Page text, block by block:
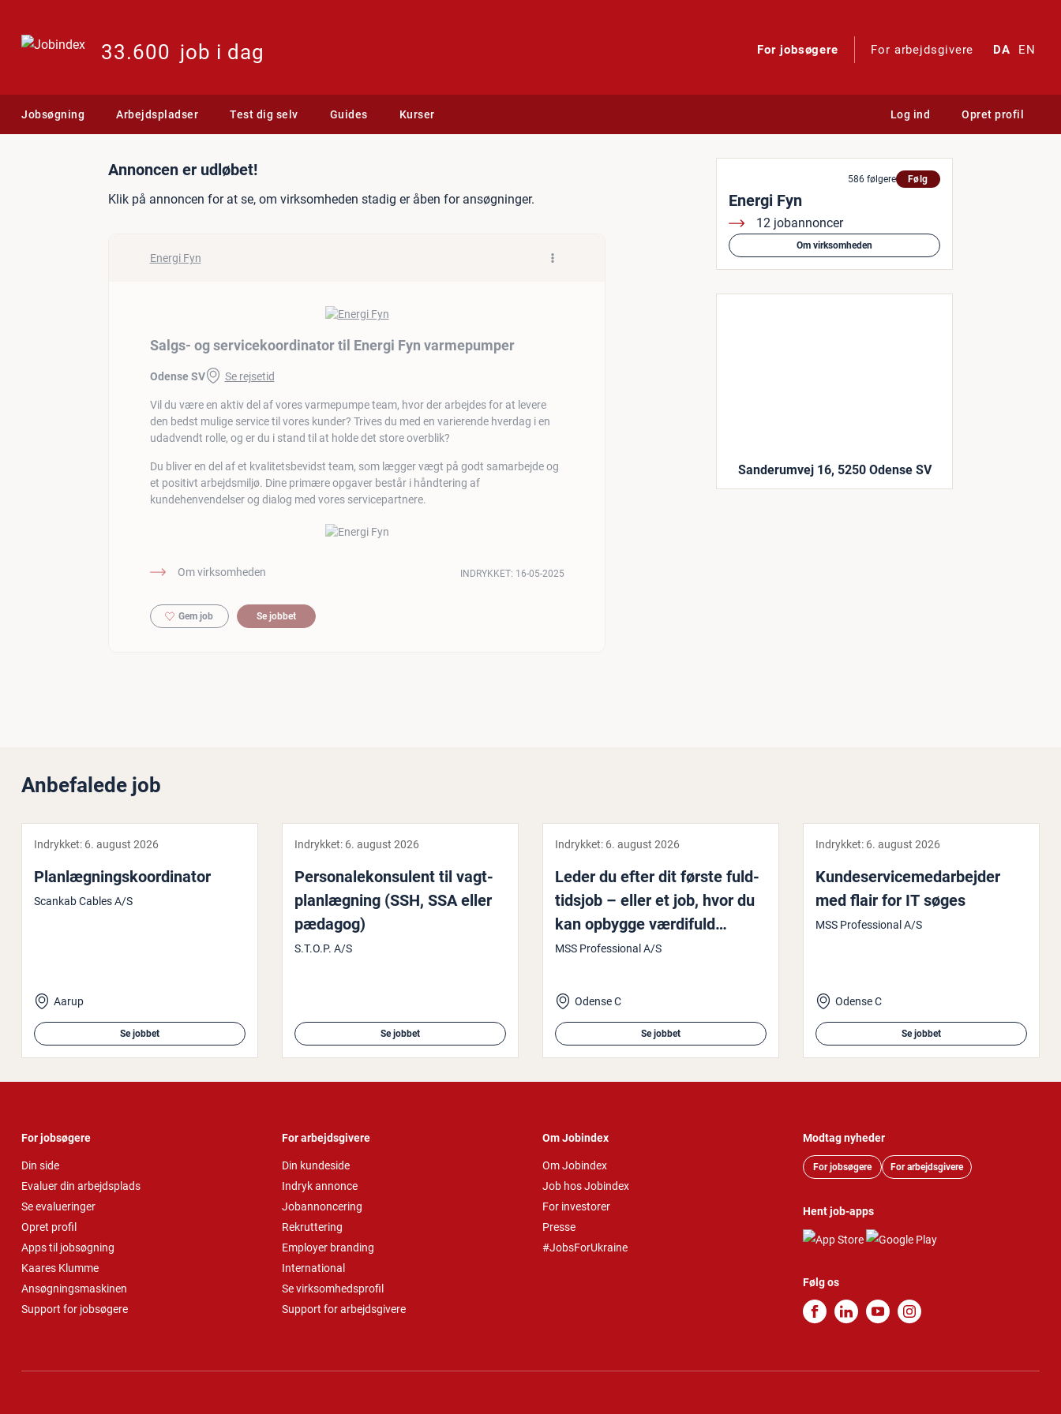
33.600 job i dag For jobsøgere For arbejdsgivere DA EN
Jobsøgning Arbejdspladser Test dig selv Guides Kurser Log ind Opret profil
Jobannonce: Salgs- og servicekoordinator til Energi Fyn varmepumper
Annoncen er udløbet!
Klik på annoncen for at se, om virksomheden stadig er åben for ansøgninger.
Energi Fyn
Salgs- og servicekoordinator til Energi Fyn varmepumper
Odense SV Se rejsetid
Vil du være en aktiv del af vores varmepumpe team, hvor der arbejdes for at levere
den bedst mulige service til vores kunder? Trives du med en varierende hverdag i en
udadvendt rolle, og er du i stand til at holde det store overblik?
Du bliver en del af et kvalitetsbevidst team, som lægger vægt på godt samarbejde og
et positivt arbejdsmiljø. Dine primære opgaver består i håndtering af
kundehenvendelser og dialog med vores servicepartnere.
Om virksomheden INDRYKKET: 16-05-2025
Gem job Se jobbet
586 følgere Følg
Energi Fyn
12 jobannoncer
Om virksomheden
Sanderumvej 16, 5250 Odense SV
Anbefalede job
Indrykket: 6. august 2026
Plan­læg­nings­ko­or­di­na­tor
Scankab Cables A/S
Aarup
Se jobbet
Indrykket: 6. august 2026
Per­so­na­le­kon­su­lent til vagt­
plan­læg­ning (SSH, SSA eller
pædagog)
S.T.O.P. A/S
Se jobbet
Indrykket: 6. august 2026
Leder du efter dit første fuld­
tidsjob – eller et job, hvor du
kan opbygge værdifuld
erfaring inden for IT og kun­
dig, vi leder efter
MSS Professional A/S
Odense C
Se jobbet
Indrykket: 6. august 2026
Kun­de­ser­vi­ce­me­d­ar­bej­der
med flair for IT søges
MSS Professional A/S
Odense C
Se jobbet
For jobsøgere
Din side
Evaluer din arbejdsplads
Se evalueringer
Opret profil
Apps til jobsøgning
Kaares Klumme
Ansøgningsmaskinen
Support for jobsøgere
For arbejdsgivere
Din kundeside
Indryk annonce
Jobannoncering
Rekruttering
Employer branding
International
Se virksomhedsprofil
Support for arbejdsgivere
Om Jobindex
Om Jobindex
Job hos Jobindex
For investorer
Presse
#JobsForUkraine
Modtag nyheder
For jobsøgere For arbejdsgivere
Hent job-apps
Følg os